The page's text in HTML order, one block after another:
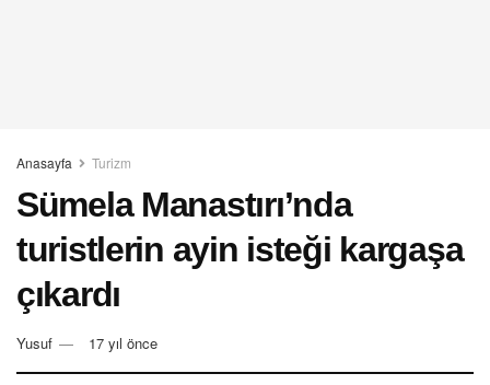
Anasayfa Turizm
Sümela Manastırı’nda
turistlerin ayin isteği kargaşa
çıkardı
Yusuf 17 yıl önce